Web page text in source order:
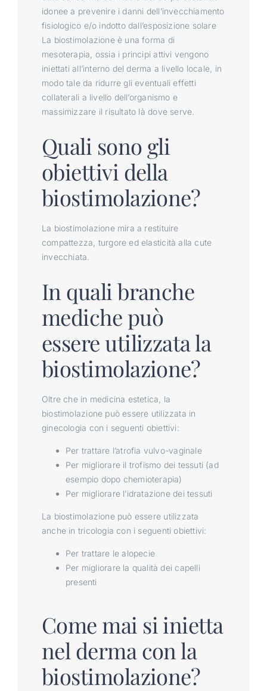
idonee a prevenire i danni dell’invecchiamento
fisiologico e/o indotto dall’esposizione solare
La biostimolazione è una forma di
mesoterapia, ossia i principi attivi vengono
iniettati all’interno del derma a livello locale, in
modo tale da ridurre gli eventuali effetti
collaterali a livello dell’organismo e
massimizzare il risultato là dove serve.
Quali sono gli
obiettivi della
biostimolazione?
La biostimolazione mira a restituire
compattezza, turgore ed elasticità alla cute
invecchiata.
In quali branche
mediche può
essere utilizzata la
biostimolazione?
Oltre che in medicina estetica, la
biostimolazione può essere utilizzata in
ginecologia con i seguenti obiettivi:
Per trattare l’atrofia vulvo-vaginale
Per migliorare il trofismo dei tessuti (ad
esempio dopo chemioterapia)
Per migliorare l’idratazione dei tessuti
La biostimolazione può essere utilizzata
anche in tricologia con i seguenti obiettivi:
Per trattare le alopecie
Per migliorare la qualità dei capelli
presenti
Come mai si inietta
nel derma con la
biostimolazione?